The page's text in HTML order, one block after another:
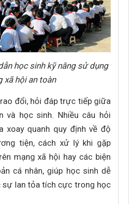
học sinh kỹ năng sử dụng
xã hội an toàn
đổi, hỏi đáp trực tiếp giữa
và học sinh. Nhiều câu hỏi
quanh quy định về độ
tiện, cách xử lý khi gặp
mạng xã hội hay các biện
cá nhân, giúp học sinh dễ
sự lan tỏa tích cực trong học